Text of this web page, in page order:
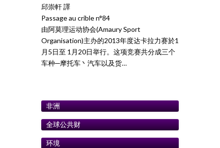
邱崇軒 譯
Passage au crible n°84
由阿莫理运动协会(Amaury Sport
Organisation)主办的2013年度达卡拉力赛於1
月5日至 1月20日举行。这项竞赛共分成三个
车种─摩托车丶汽车以及货…
非洲
全球公共财
环境